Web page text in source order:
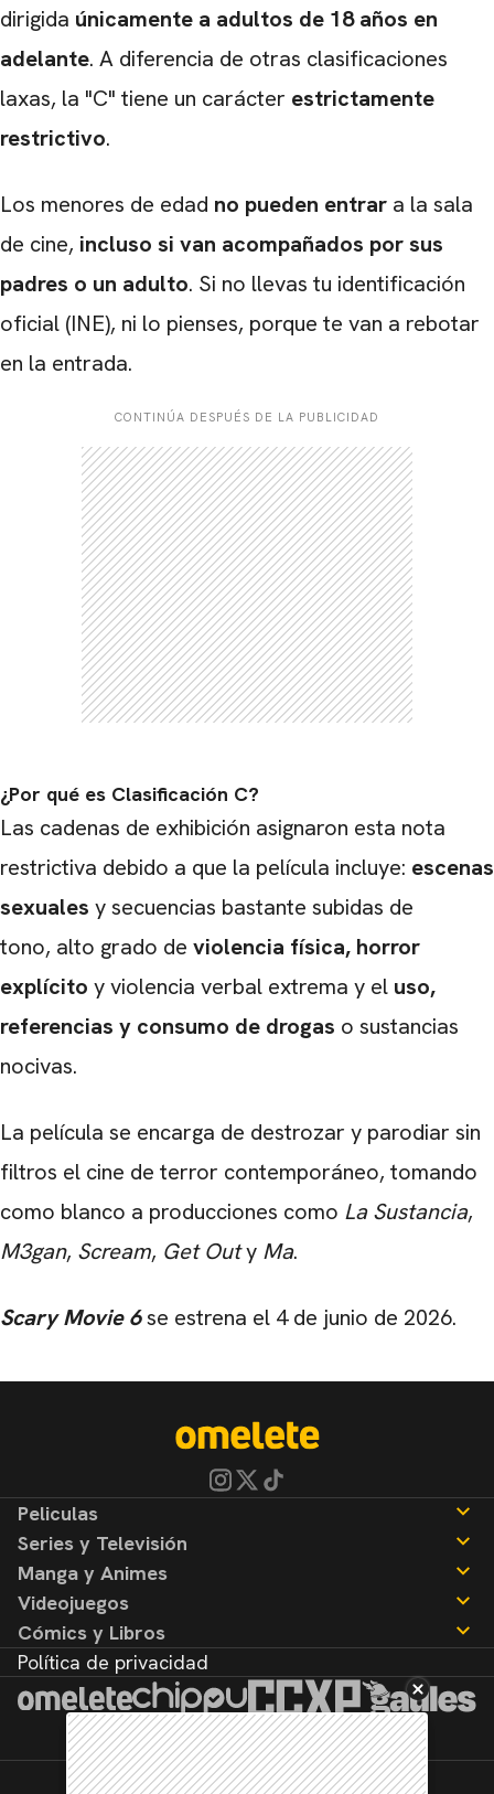
dirigida únicamente a adultos de 18 años en
adelante. A diferencia de otras clasificaciones
laxas, la "C" tiene un carácter estrictamente
restrictivo.
Los menores de edad no pueden entrar a la sala
de cine, incluso si van acompañados por sus
padres o un adulto. Si no llevas tu identificación
oficial (INE), ni lo pienses, porque te van a rebotar
en la entrada.
CONTINÚA DESPUÉS DE LA PUBLICIDAD
¿Por qué es Clasificación C?
Las cadenas de exhibición asignaron esta nota
restrictiva debido a que la película incluye: escenas
sexuales y secuencias bastante subidas de
tono, alto grado de violencia física, horror
explícito y violencia verbal extrema y el uso,
referencias y consumo de drogas o sustancias
nocivas.
La película se encarga de destrozar y parodiar sin
filtros el cine de terror contemporáneo, tomando
como blanco a producciones como La Sustancia,
M3gan, Scream, Get Outy Ma.
Scary Movie 6se estrena el 4 de junio de 2026.
CARREGANDO PUBLICIDADE
Peliculas
Noticias
Reseñas
Series y Televisión
Noticias
Reseñas
Manga y Animes
Noticias
Reseñas
Videojuegos
Noticias
Reseñas
Cómics y Libros
Noticias
Reseñas
Política de privacidad